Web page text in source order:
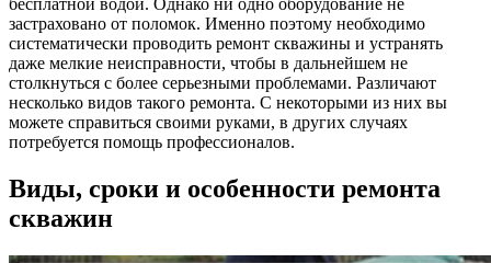
бесплатной водой. Однако ни одно оборудование не
застраховано от поломок. Именно поэтому необходимо
систематически проводить ремонт скважины и устранять
даже мелкие неисправности, чтобы в дальнейшем не
столкнуться с более серьезными проблемами. Различают
несколько видов такого ремонта. С некоторыми из них вы
можете справиться своими руками, в других случаях
потребуется помощь профессионалов.
Виды, сроки и особенности ремонта
скважин